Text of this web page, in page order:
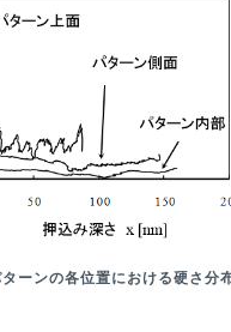
ーンの各位置における硬さ分